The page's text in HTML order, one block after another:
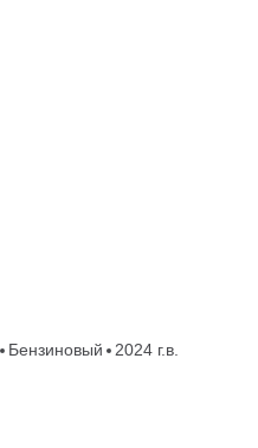
Бензиновый
2024 г.в.